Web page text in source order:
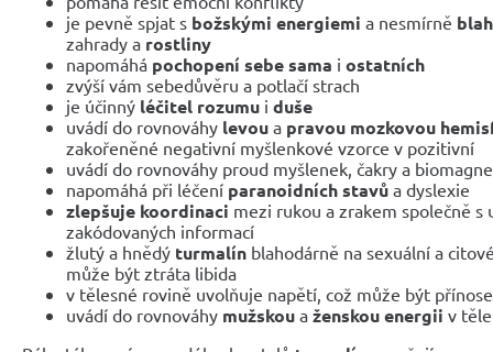
je pevně spjat s božskými energiemi a nesmírně
zahrady a rostliny
napomáhá pochopení sebe sama i ostatních
zvýší vám sebedůvěru a potlačí strach
je účinný léčitel rozumu i duše
uvádí do rovnováhy levou a pravou mozkovou
zakořeněné negativní myšlenkové vzorce v pozitivní
uvádí do rovnováhy proud myšlenek, čakry a
napomáhá při léčení paranoidních stavů a dyslexie
zlepšuje koordinaci mezi rukou a zrakem společně s
zakódovaných informací
žlutý a hnědý turmalín blahodárně na sexuální a
může být ztráta libida
v tělesné rovině uvolňuje napětí, což může být
uvádí do rovnováhy mužskou a ženskou energii v těle